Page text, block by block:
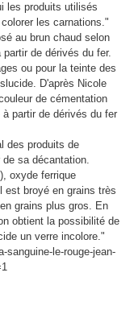
les produits utilisés
les carnations."
au brun chaud selon
de dérivés du fer.
ou pour la teinte des
D'après Nicole
de cémentation
partir de dérivés du fer
des produits de
sa décantation.
oxyde ferrique
est broyé en grains très
grains plus gros. En
obtient la possibilité de
un verre incolore."
sanguine-le-rouge-jean-